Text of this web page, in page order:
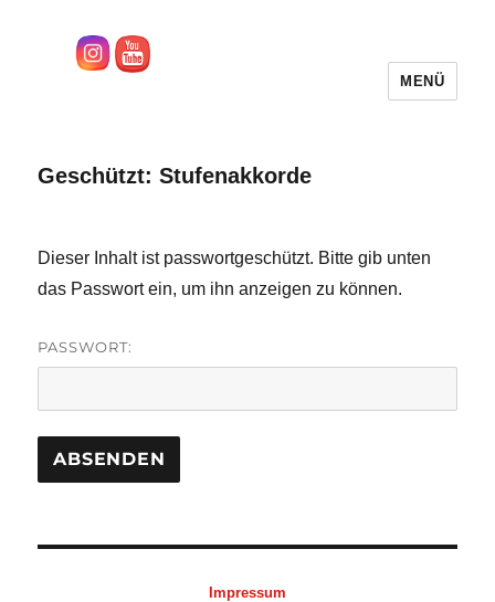
MENÜ
Geschützt: Stufenakkorde
Dieser Inhalt ist passwortgeschützt. Bitte gib unten
das Passwort ein, um ihn anzeigen zu können.
PASSWORT:
Impressum